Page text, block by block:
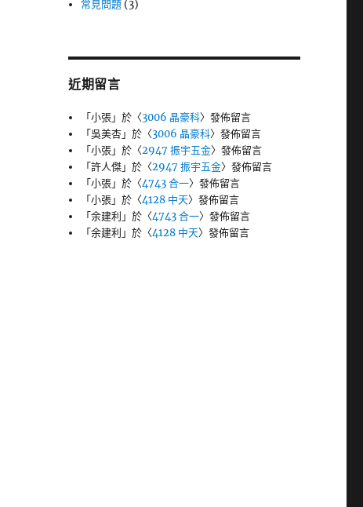
常見問題 (3)
近期留言
「小張」於〈3006 晶豪科〉發佈留言
「吳美杏」於〈3006 晶豪科〉發佈留言
「小張」於〈2947 振宇五金〉發佈留言
「許人傑」於〈2947 振宇五金〉發佈留言
「小張」於〈4743 合一〉發佈留言
「小張」於〈4128 中天〉發佈留言
「余建利 」於〈4743 合一〉發佈留言
「余建利 」於〈4128 中天〉發佈留言